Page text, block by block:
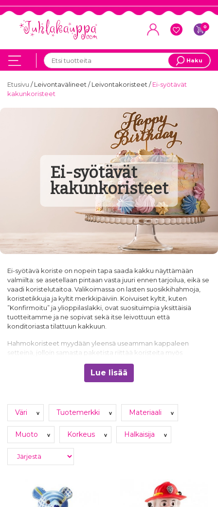
0
Haku
Etusivu /Leivontavälineet/Leivontakoristeet/Ei-syötävät
kakunkoristeet
Ei-syötävät
kakunkoristeet
Ei-syötävä koriste on nopein tapa saada kakku näyttämään
valmiilta: se asetellaan pintaan vasta juuri ennen tarjoilua, eikä se
vaadi koristelutaitoa. Valikoimassa on lasten suosikkihahmoja,
koristetikkuja ja kyltit merkkipäiviin. Koivuiset kyltit, kuten
”Konfirmoitu” ja ylioppilaslakki, ovat suosituimpia yksittäisiä
tuotteitamme ja ne sopivat sekä itse leivottuun että
konditoriasta tilattuun kakkuun.
Hahmokoristeet myydään yleensä useamman kappaleen
setteinä, jolloin samasta paketista riittää koristeita myös
muffinsseihin. Lastenjuhlien puolelta löytyvät esimerkiksi
ja sama teema jatkuu useimmiten kattaukseen asti. Kun
kakku on koristeltu, viimeistelyyn sopivat
omassa ryhmässään.
Lue lisää
Väri v Tuotemerkki v Materiaali v
Muoto v Korkeus v Halkaisija v